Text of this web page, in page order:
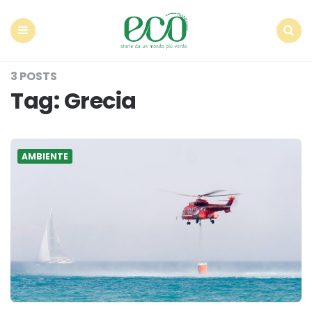
3 POSTS
Tag:Grecia
AMBIENTE